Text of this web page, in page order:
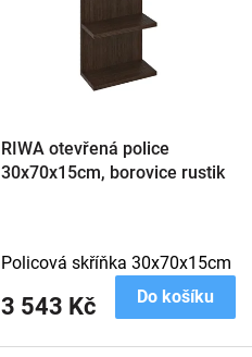
RIWA otevřená police
30x70x15cm, borovice rustik
3 543 Kč Do košíku
Policová skříňka 30x70x15cm